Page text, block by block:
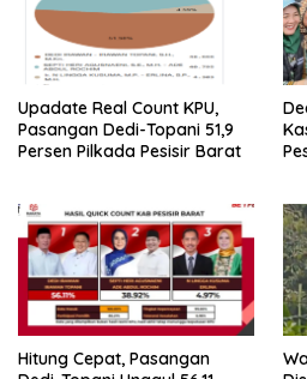
Upadate Real Count KPU,
Pasangan Dedi-Topani 51,9
Persen Pilkada Pesisir Barat
Hitung Cepat, Pasangan